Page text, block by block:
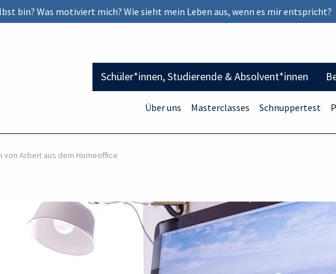
bin? Was motiviert mich? Wie sieht mein Leben aus, wenn es mir entspricht?
Schüler*innen, Studierende & Absolvent*innen
Über uns Masterclasses Schnuppertest
von Arbeit aus dem Homeoffice